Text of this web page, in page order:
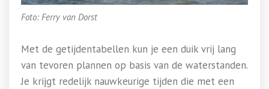
Foto: Ferry van Dorst
Met de getijdentabellen kun je een duik vrij lang
van tevoren plannen op basis van de waterstanden.
Je krijgt redelijk nauwkeurige tijden die met een